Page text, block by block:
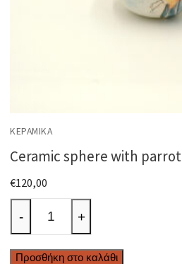
ΚΕΡΑΜΙΚΆ
Ceramic sphere with parrot
€120,00
Ceramic
sphere
with
- +
Προσθήκη στο καλάθι